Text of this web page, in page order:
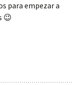
para empezar a
😉